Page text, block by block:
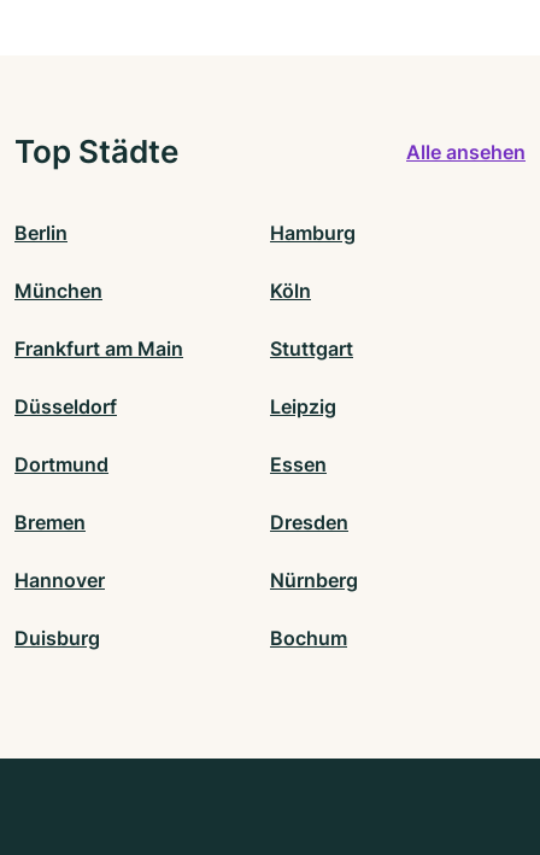
Top Städte Alle ansehen
Berlin Hamburg
München Köln
Frankfurt am Main Stuttgart
Düsseldorf Leipzig
Dortmund Essen
Bremen Dresden
Hannover Nürnberg
Duisburg Bochum